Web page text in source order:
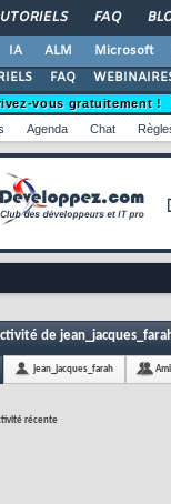
FAQ
IA ALM Microsoft
FAQ
vous gratuitement !
Agenda Chat
de
jean_jacques_farah
récente